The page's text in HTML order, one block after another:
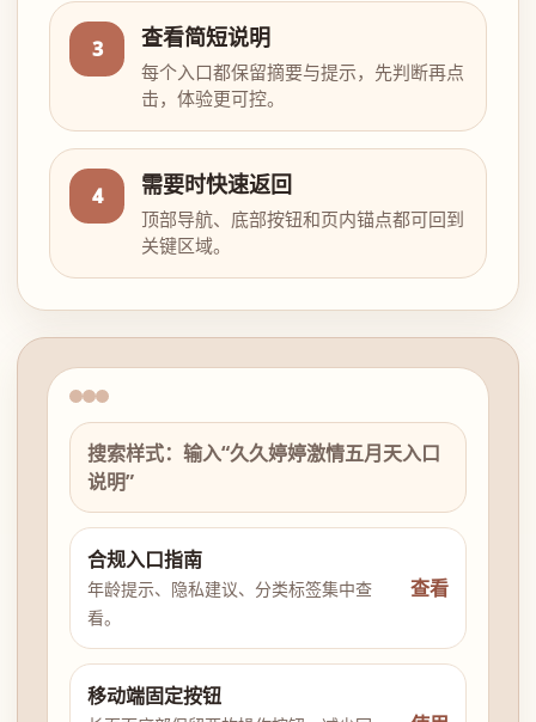
3 查看简短说明
每个入口都保留摘要与提示，先判断再点
击，体验更可控。
4 需要时快速返回
顶部导航、底部按钮和页内锚点都可回到
关键区域。
搜索样式：输入“久久婷婷激情五月天入口
说明”
合规入口指南
年龄提示、隐私建议、分类标签集中查
看。
查看
移动端固定按钮